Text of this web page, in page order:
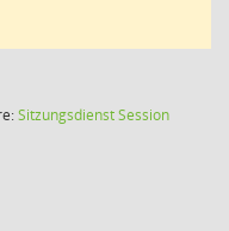
SitzungsdienstSession(Wird in